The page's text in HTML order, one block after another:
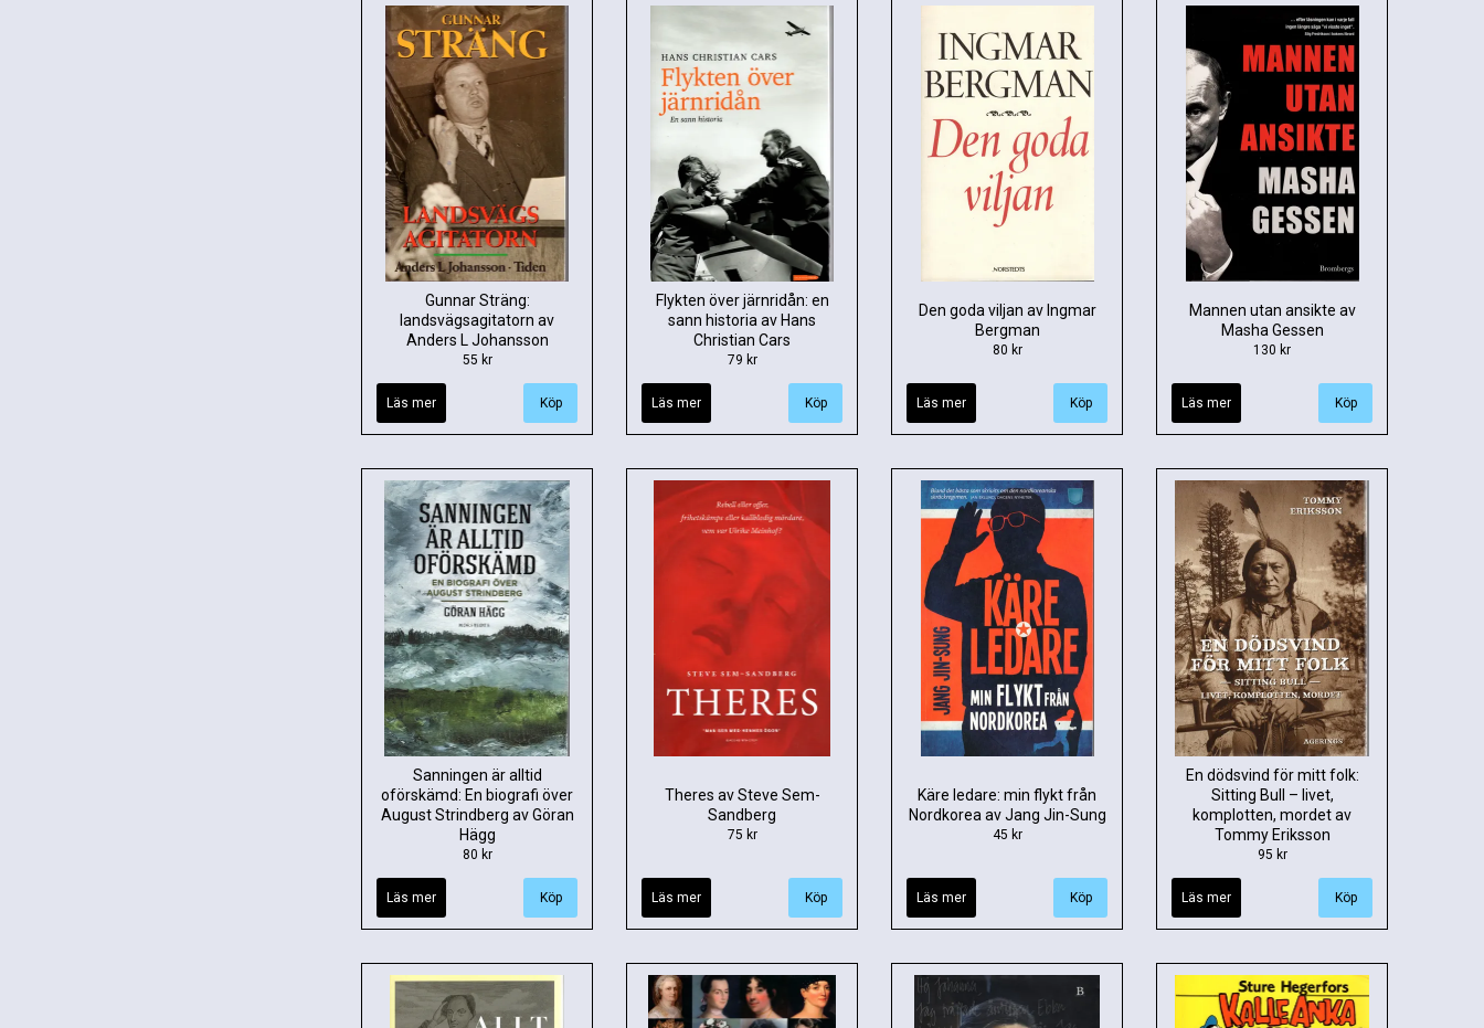
Gunnar Sträng:
landsvägsagitatorn av
Anders L Johansson
55 kr
Läs mer
Flykten över järnridån: en
sann historia av Hans
Christian Cars
79 kr
Läs mer
Den goda viljan av Ingmar
Bergman
80 kr
Läs mer
Mannen utan ansikte av
Masha Gessen
130 kr
Läs mer
Sanningen är alltid
oförskämd: En biografi över
August Strindberg av Göran
Hägg
80 kr
Läs mer
Theres av Steve Sem-
Sandberg
75 kr
Läs mer
Käre ledare: min flykt från
Nordkorea av Jang Jin-Sung
45 kr
Läs mer
En dödsvind för mitt folk:
Sitting Bull – livet,
komplotten, mordet av
Tommy Eriksson
95 kr
Läs mer